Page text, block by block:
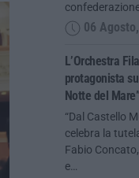
06
L’Orchestra
protagonista
Notte del Mare”
“Dal Castello
celebra la
Fabio
e…